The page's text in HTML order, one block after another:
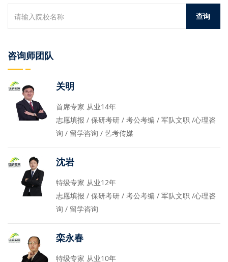
咨询师团队
关明
首席专家 从业14年
志愿填报 / 保研考研 / 考公考编 / 军队文职 /心理咨
询 / 留学咨询 / 艺考传媒
沈岩
特级专家 从业12年
志愿填报 / 保研考研 / 考公考编 / 军队文职 /心理咨
询 / 留学咨询
栾永春
特级专家 从业10年